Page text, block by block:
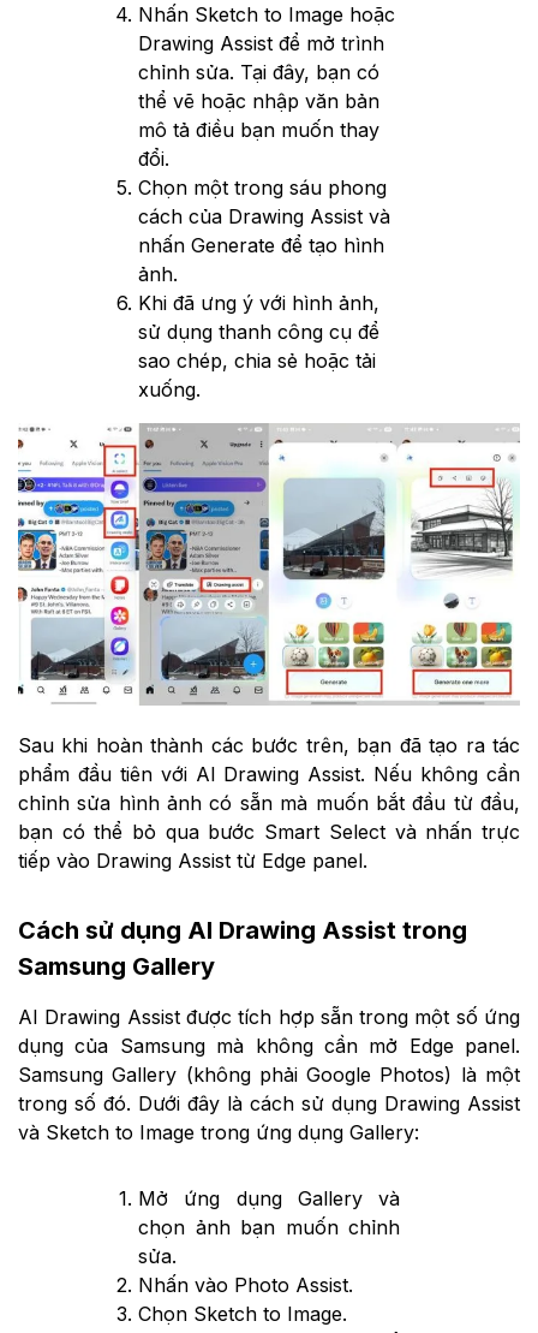
Nhấn Sketch to Image hoặc
Drawing Assist để mở trình
chỉnh sửa. Tại đây, bạn có
thể vẽ hoặc nhập văn bản
mô tả điều bạn muốn thay
đổi.
Chọn một trong sáu phong
cách của Drawing Assist và
nhấn Generate để tạo hình
ảnh.
Khi đã ưng ý với hình ảnh,
sử dụng thanh công cụ để
sao chép, chia sẻ hoặc tải
xuống.
Sau khi hoàn thành các bước trên, bạn đã tạo ra tác
phẩm đầu tiên với AI Drawing Assist. Nếu không cần
chỉnh sửa hình ảnh có sẵn mà muốn bắt đầu từ đầu,
bạn có thể bỏ qua bước Smart Select và nhấn trực
tiếp vào Drawing Assist từ Edge panel.
Cách sử dụng AI Drawing Assist trong
Samsung Gallery
AI Drawing Assist được tích hợp sẵn trong một số ứng
dụng của Samsung mà không cần mở Edge panel.
Samsung Gallery (không phải Google Photos) là một
trong số đó. Dưới đây là cách sử dụng Drawing Assist
và Sketch to Image trong ứng dụng Gallery:
Mở ứng dụng Gallery và
chọn ảnh bạn muốn chỉnh
sửa.
Nhấn vào Photo Assist.
Chọn Sketch to Image.